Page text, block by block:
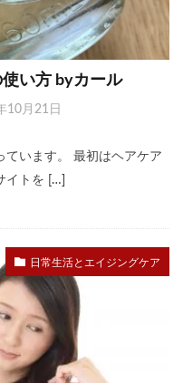
い方 byカール
10月21日
ています。 最初はヘアケア
イトを […]
日常生活とエイジングケア